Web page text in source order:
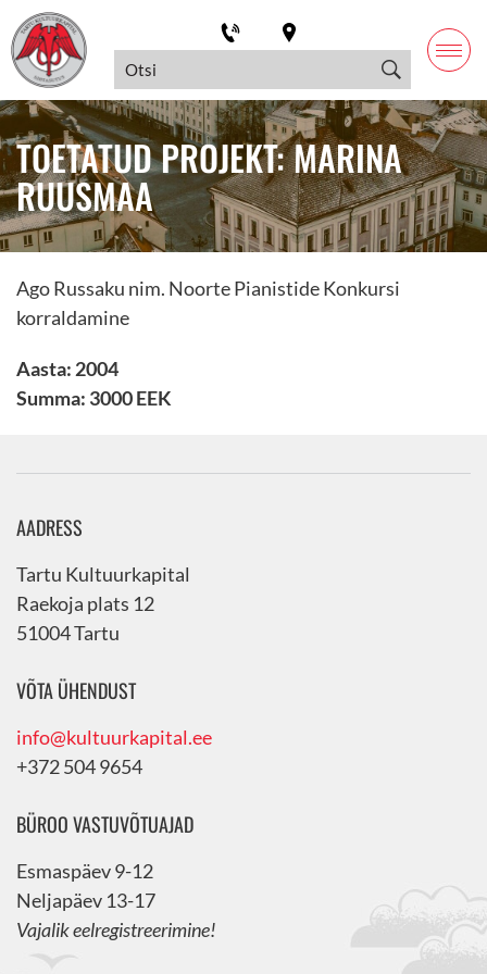
TOETATUD PROJEKT: MARINA
RUUSMAA
Ago Russaku nim. Noorte Pianistide Konkursi
korraldamine
Aasta: 2004
Summa: 3000 EEK
AADRESS
Tartu Kultuurkapital
Raekoja plats 12
51004 Tartu
VÕTA ÜHENDUST
info@kultuurkapital.ee
+372 504 9654
BÜROO VASTUVÕTUAJAD
Esmaspäev 9-12
Neljapäev 13-17
Vajalik eelregistreerimine!